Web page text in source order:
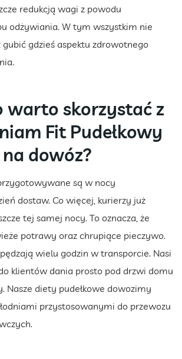
redukcją wagi z powodu
odżywiania. W tym wszystkim nie
gdzieś aspektu zdrowotnego
warto skorzystać z
Fit Pudełkowy
dowóz?
są w nocy
dostaw. Co więcej, kurierzy już
tej samej nocy. To oznacza, że
potrawy oraz chrupiące pieczywo.
wielu godzin w transporcie. Nasi
klientów dania prosto pod drzwi domu
Nasze diety pudełkowe dowozimy
przystosowanymi do przewozu